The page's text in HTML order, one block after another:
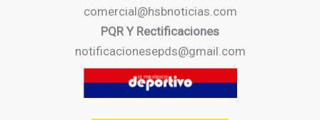
comercial@hsbnoticias.com
PQR Y Rectificaciones
notificacionesepds@gmail.com